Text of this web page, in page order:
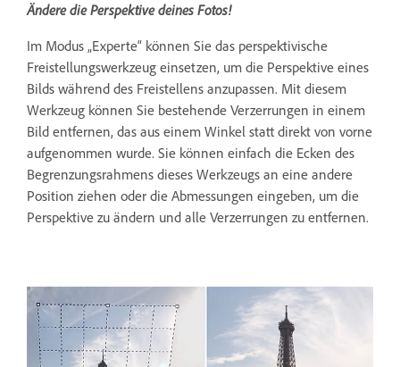
Ändere die Perspektive deines Fotos!
Im Modus „Experte“ können Sie das perspektivische
Freistellungswerkzeug einsetzen, um die Perspektive eines
Bilds während des Freistellens anzupassen. Mit diesem
Werkzeug können Sie bestehende Verzerrungen in einem
Bild entfernen, das aus einem Winkel statt direkt von vorne
aufgenommen wurde. Sie können einfach die Ecken des
Begrenzungsrahmens dieses Werkzeugs an eine andere
Position ziehen oder die Abmessungen eingeben, um die
Perspektive zu ändern und alle Verzerrungen zu entfernen.